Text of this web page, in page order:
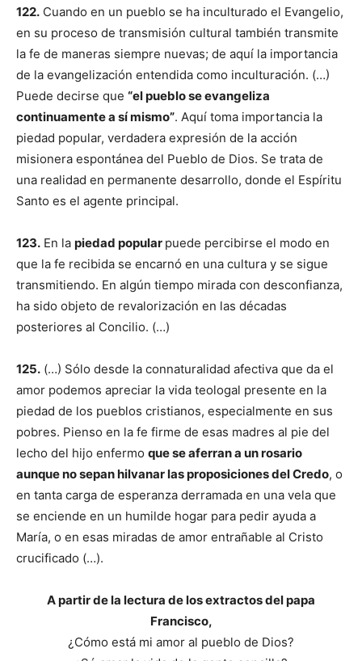
122. Cuando en un pueblo se ha inculturado el Evangelio,
en su proceso de transmisión cultural también transmite
la fe de maneras siempre nue­vas; de aquí la importancia
de la evangelización entendida como inculturación. (…)
Puede decirse que “el pueblo se evangeliza
continuamente a sí mismo”. Aquí toma importancia la
piedad popular, verdadera expresión de la acción
misionera espontánea del Pueblo de Dios. Se trata de
una realidad en permanente desarrollo, donde el Espíritu
Santo es el agente principal.
123. En la piedad popular puede percibirse el modo en
que la fe recibida se encarnó en una cultura y se sigue
transmitiendo. En algún tiem­po mirada con desconfianza,
ha sido objeto de revalorización en las décadas
posteriores al Con­cilio. (…)
125. (…) Sólo desde la conna­turalidad afectiva que da el
amor podemos apre­ciar la vida teologal presente en la
piedad de los pueblos cristianos, especialmente en sus
pobres. Pienso en la fe firme de esas madres al pie del
le­cho del hijo enfermo que se aferran a un rosario
aunque no sepan hilvanar las proposiciones del Credo, o
en tanta carga de esperanza derramada en una vela que
se enciende en un humilde ho­gar para pedir ayuda a
María, o en esas miradas de amor entrañable al Cristo
crucificado (…).
A partir de la lectura de los extractos del papa
Francisco,
¿Cómo está mi amor al pueblo de Dios?